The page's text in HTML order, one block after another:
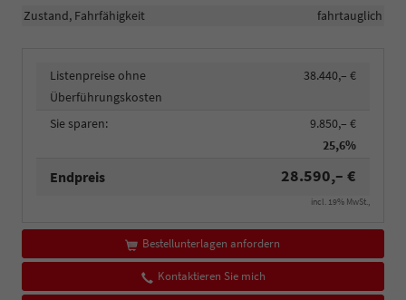
Zustand, Fahrfähigkeit
fahrtauglich
Listenpreise ohne
Überführungskosten
38.440,– €
Sie sparen:
9.850,– €
25,6%
Endpreis 28.590,– €
incl. 19% MwSt.,
Bestellunterlagen anfordern
Kontaktieren Sie mich